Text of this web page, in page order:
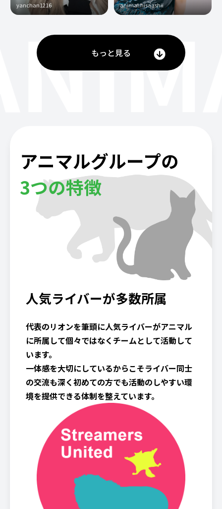
yanchan1216 animal.hisaashii
もっと見る
アニマルグループの
3つの特徴
人気ライバーが多数所属
代表のリオンを筆頭に人気ライバーがアニマル
に所属して個々ではなくチームとして活動して
います。
一体感を大切にしているからこそライバー同士
の交流も深く初めての方でも活動のしやすい環
境を提供できる体制を整えています。